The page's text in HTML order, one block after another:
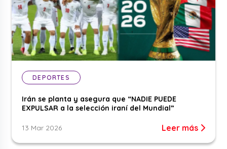
DEPORTES
Irán se planta y asegura que “NADIE PUEDE
EXPULSAR a la selección iraní del Mundial”
13 Mar 2026 Leer más